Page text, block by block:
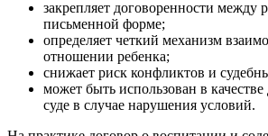
закрепляет договоренности между
письменной форме;
определяет четкий механизм
отношении ребенка;
снижает риск конфликтов и
может быть использован в качестве
суде в случае нарушения условий.